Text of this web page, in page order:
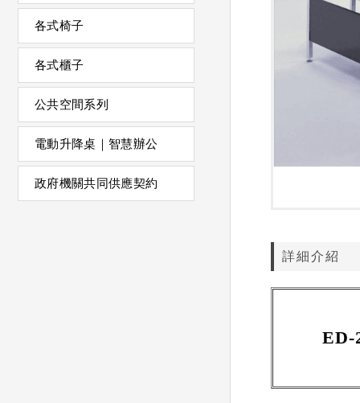
各式椅子
各式櫃子
公共空間系列
電動升降桌｜智慧辦公
政府機關共同供應契約
詳細介紹
ED-